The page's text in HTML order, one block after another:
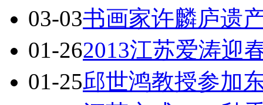
03-03书画家许麟庐遗
01-262013江苏爱涛迎
01-25邱世鸿教授参加